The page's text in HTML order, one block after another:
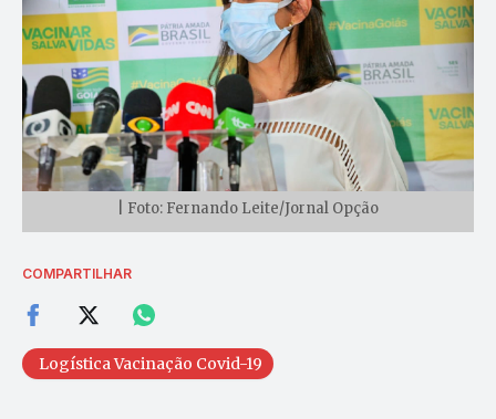
| Foto: Fernando Leite/Jornal Opção
COMPARTILHAR
Logística Vacinação Covid-19